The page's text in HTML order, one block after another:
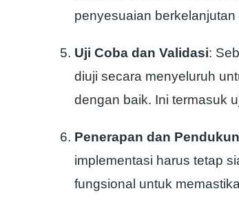
penyesuaian
Uji Coba dan Validasi:
diuji secara menyeluruh
dengan baik. Ini termasuk
Penerapan dan
implementasi harus tetap
fungsional untuk